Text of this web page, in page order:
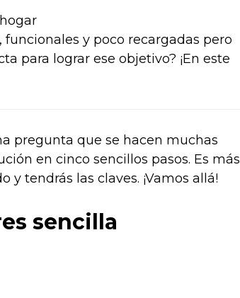
y poco recargadas pero
para lograr ese objetivo? ¡En este
pregunta que se hacen muchas
en cinco sencillos pasos. Es más
tendrás las claves. ¡Vamos allá!
sencilla